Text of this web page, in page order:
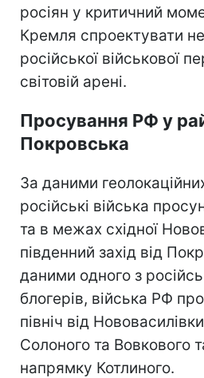
росіян у критичний
Кремля спроектувати
російської військової
світовій арені.
Просування РФ у
Покровська
За даними
російські війська
та в межах східної
південний захід від
даними одного з
блогерів, війська РФ
північ від
Солоного та Вовкового
напрямку Котлиного.